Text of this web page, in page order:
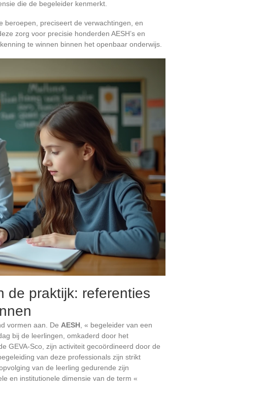
die de begeleider kenmerkt.
beroepen, preciseert de verwachtingen, en
zorg voor precisie honderden AESH’s en
te winnen binnen het openbaar onderwijs.
de praktijk: referenties
vormen aan. De AESH , « begeleider van een
bij de leerlingen, omkaderd door het
GEVA-Sco, zijn activiteit gecoördineerd door de
van deze professionals zijn strikt
van de leerling gedurende zijn
en institutionele dimensie van de term «